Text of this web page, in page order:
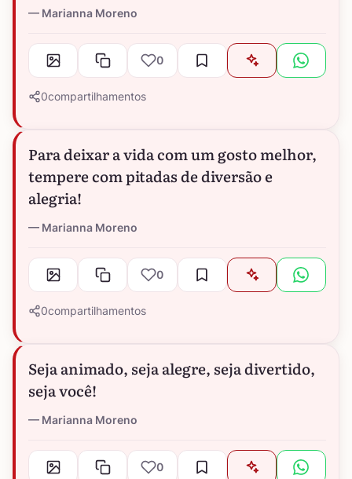
Marianna Moreno
0
0compartilhamentos
Para deixar a vida com um gosto melhor,
tempere com pitadas de diversão e
alegria!
Marianna Moreno
0
0compartilhamentos
Seja animado, seja alegre, seja divertido,
seja você!
Marianna Moreno
0